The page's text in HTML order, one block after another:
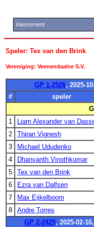
klassement
Speler: Tex van den Brink
Vereniging: Veenendaalse S.V.
GP 1-2526, 2025-
#
speler
1
Liam Alexander van
2
Thiran Vignesh
3
Michael Ududenko
4
Dhanvanth Vinothkumar
5
Tex van den Brink
6
Ezra van Dalfsen
7
Max Eijkelboom
8
Andre Torres
GP 2-2425, 2025-02-